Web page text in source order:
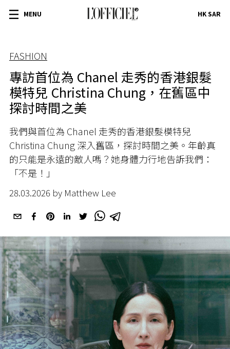
MENU HK SAR
FASHION
專訪首位為 Chanel 走秀的香港銀髮
模特兒 Christina Chung，在舊區中
探討時間之美
我們與首位為 Chanel 走秀的香港銀髮模特兒
Christina Chung 深入舊區，探討時間之美。年齡真
的只能是永遠的敵人嗎？她身體力行地告訴我們：
「不是！」
28.03.2026 by Matthew Lee